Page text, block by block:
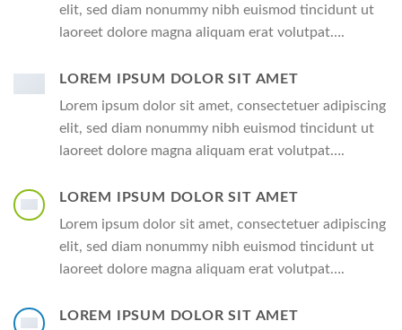
elit, sed diam nonummy nibh euismod tincidunt ut
laoreet dolore magna aliquam erat volutpat….
LOREM IPSUM DOLOR SIT AMET
Lorem ipsum dolor sit amet, consectetuer adipiscing
elit, sed diam nonummy nibh euismod tincidunt ut
laoreet dolore magna aliquam erat volutpat….
LOREM IPSUM DOLOR SIT AMET
Lorem ipsum dolor sit amet, consectetuer adipiscing
elit, sed diam nonummy nibh euismod tincidunt ut
laoreet dolore magna aliquam erat volutpat….
LOREM IPSUM DOLOR SIT AMET